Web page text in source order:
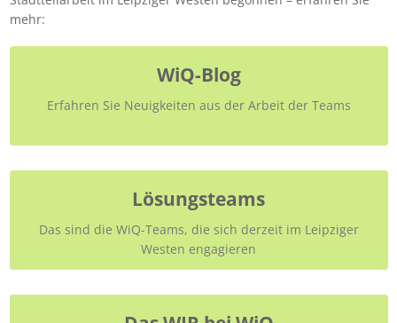
mehr:
WiQ-Blog
Erfahren Sie Neuigkeiten aus der Arbeit der Teams
Lösungsteams
Das sind die WiQ-Teams, die sich derzeit im Leipziger
Westen engagieren